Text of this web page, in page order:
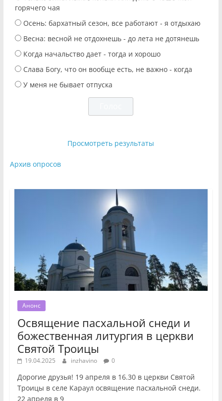
горячего чая
Осень: бархатный сезон, все работают - я отдыхаю
Весна: весной не отдохнешь - до лета не дотянешь
Когда начальство дает - тогда и хорошо
Слава Богу, что он вообще есть, не важно - когда
У меня не бывает отпуска
Просмотреть результаты
Архив опросов
Анонс
Освящение пасхальной снеди и
божественная литургия в церкви
Святой Троицы
19.04.2025 inzhavino 0
Дорогие друзья! 19 апреля в 16.30 в церкви Святой
Троицы в селе Караул освящение пасхальной снеди.
22 апреля в 9